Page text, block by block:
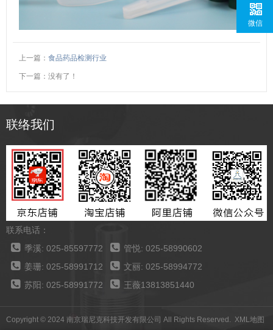
上一篇： 食品药品检测行业
下一篇：没有了！
联络我们
联系电话：
季溪: 025-85597772
管悦: 025-58990602
姜珊: 025-58991712
文丽: 025-58994772
苏阳: 025-58991772
王薇13813851440
Copyright © 2024 南京瑞尼克科技开发有限公司 All Rights Reserved. XML地图
微信